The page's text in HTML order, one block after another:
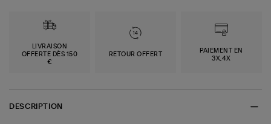
LIVRAISON
OFFERTE DÈS 150
€
RETOUR OFFERT
PAIEMENT EN
3X,4X
DESCRIPTION